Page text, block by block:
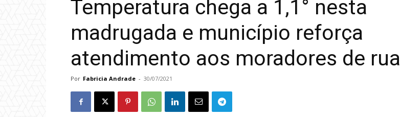
Temperatura chega a 1,1° nesta
madrugada e município reforça
atendimento aos moradores de rua
Por Fabricia Andrade - 30/07/2021